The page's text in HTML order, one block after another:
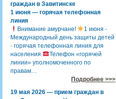
граждан в Завитинске
1 июня — горячая телефонная
линия
Внимание амурчане!
1 июня -
Международный день защиты детей
- горячая телефонная линия для
населения.
Телефон «горячей
линии» уполномоченного по
правам…
Подробнее >>>
19 мая 2026 — прием граждан в